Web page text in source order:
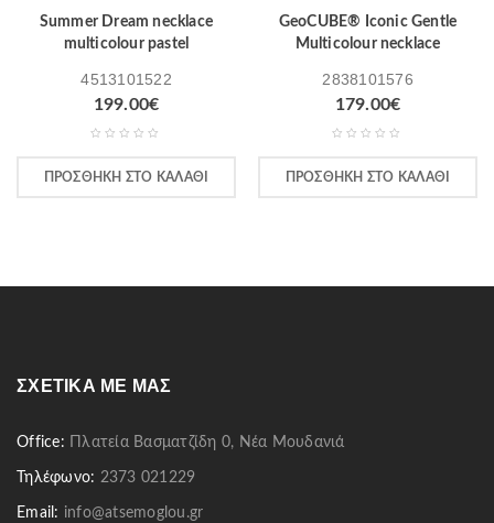
Summer Dream necklace
multicolour pastel
4513101522
199.00€
ΠΡΟΣΘΉΚΗ ΣΤΟ ΚΑΛΆΘΙ
GeoCUBE® Iconic Gentle
Multicolour necklace
2838101576
179.00€
ΠΡΟΣΘΉΚΗ ΣΤΟ ΚΑΛΆΘΙ
ΣΧΕΤΙΚΆ ΜΕ ΜΑΣ
Office: Πλατεία Βασματζίδη 0, Νέα Μουδανιά
Τηλέφωνο: 2373 021229
Email: info@atsemoglou.gr